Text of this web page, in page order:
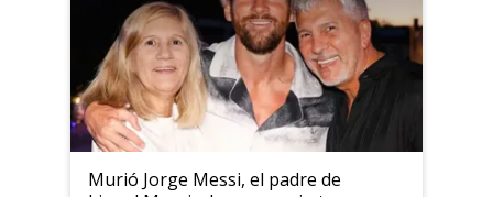
Murió Jorge Messi, el padre de